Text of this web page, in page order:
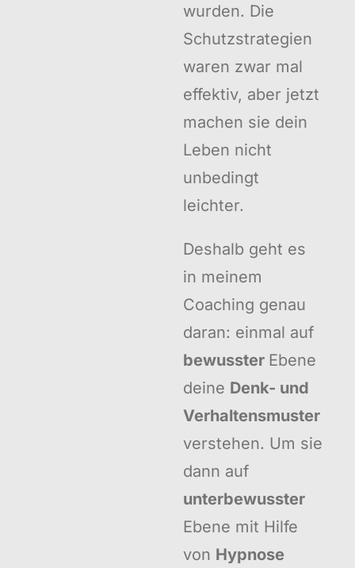
wurden. Die
Schutzstrategien
waren zwar mal
effektiv, aber jetzt
machen sie dein
Leben nicht
unbedingt
leichter.
Deshalb geht es
in meinem
Coaching genau
daran: einmal auf
bewusster Ebene
deine Denk- und
Verhaltensmuster
verstehen. Um sie
dann auf
unterbewusster
Ebene mit Hilfe
von Hypnose